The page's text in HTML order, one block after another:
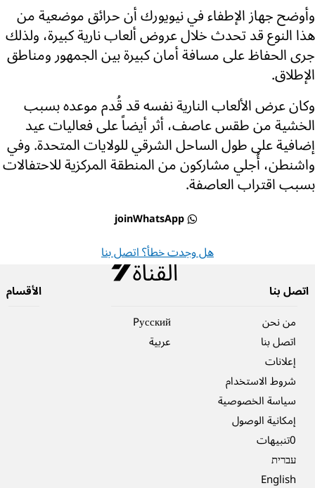
وأوضح جهاز الإطفاء في نيويورك أن حرائق موضعية من
هذا النوع قد تحدث خلال عروض ألعاب نارية كبيرة، ولذلك
جرى الحفاظ على مسافة أمان كبيرة بين الجمهور ومناطق
الإطلاق.
وكان عرض الألعاب النارية نفسه قد قُدم موعده بسبب
الخشية من طقس عاصف، أثر أيضاً على فعاليات عيد
إضافية على طول الساحل الشرقي للولايات المتحدة. وفي
واشنطن، أُجلي مشاركون من المنطقة المركزية للاحتفالات
بسبب اقتراب العاصفة.
joinWhatsApp
هل وجدت خطأ؟ اتصل بنا
اتصل بنا
من نحن
اتصل بنا
إعلانات
شروط الاستخدام
سياسة الخصوصية
إمكانية الوصول
0تنبيهات
עברית
English
Pусский
عربية
الأقسام